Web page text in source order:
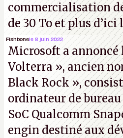
commercialisation
de 30 To et plus d’ici
Fishbonele 8 juin 2022
Microsoft a annoncé
Volterra », ancien
Black Rock »,
ordinateur de
SoC Qualcomm
engin destiné aux